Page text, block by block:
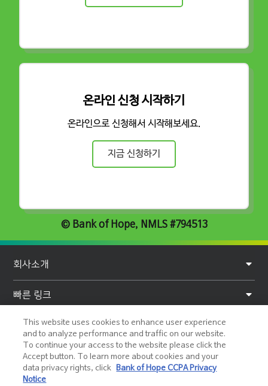
온라인 신청 시작하기
온라인으로 신청해서 시작해보세요.
지금 신청하기
© Bank of Hope, NMLS #794513
회사소개
빠른 링크
개인정보
도움말 및 지원
This website uses cookies to enhance user experience
and to analyze performance and traffic on our website.
To continue your access to the website please click the
Accept button. To learn more about cookies and your
data privacy rights, click Bank of Hope CCPA Privacy
Notice